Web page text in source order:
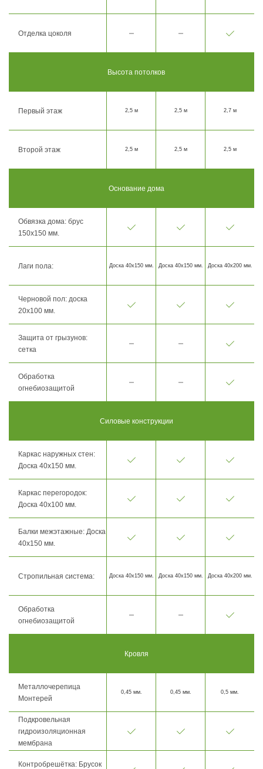
Отделка цоколя
Высота потолков
Первый этаж 2,5 м 2,5 м 2,7 м
Второй этаж 2,5 м 2,5 м 2,5 м
Основание дома
Обвязка дома: брус
150х150 мм.
Лаги пола: Доска 40х150 мм. Доска 40х150 мм. Доска 40х200 мм.
Черновой пол: доска
20х100 мм.
Защита от грызунов:
сетка
Обработка
огнебиозащитой
Силовые конструкции
Каркас наружных стен:
Доска 40х150 мм.
Каркас перегородок:
Доска 40х100 мм.
Балки межэтажные: Доска
40х150 мм.
Стропильная система: Доска 40х150 мм. Доска 40х150 мм. Доска 40х200 мм.
Обработка
огнебиозащитой
Кровля
Металлочерепица
Монтерей
0,45 мм. 0,45 мм. 0,5 мм.
Подкровельная
гидроизоляционная
мембрана
Контробрешётка: Брусок